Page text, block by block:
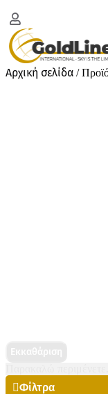
Αρχική σελίδα /
Εκκαθάριση
Φίλτρα